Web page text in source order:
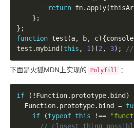
return fn. apply(
} ;
} ;
function test (a, b, c){console
test .mybind (this , 1 ) (2 , 3) ;
下面是火狐MDN上实现的 Polyfill ：
if ( ! Function. prototype. bind )
  Function
. prototype. bind =
if
(typeof this !==